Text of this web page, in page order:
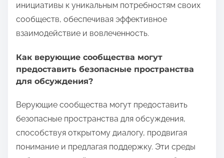
инициативы к уникальным потребностям своих
сообществ, обеспечивая эффективное
взаимодействие и вовлеченность.
Как верующие сообщества могут
предоставить безопасные пространства
для обсуждения?
Верующие сообщества могут предоставить
безопасные пространства для обсуждения,
способствуя открытому диалогу, продвигая
понимание и предлагая поддержку. Эти среды